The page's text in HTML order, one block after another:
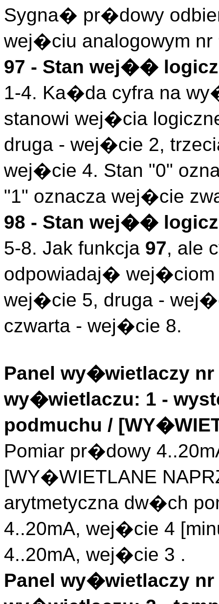
Sygna� pr�dowy
wej�ciu analogowym nr
97 - Stan wej��
1-4. Ka�da cyfra na
stanowi wej�cia
druga - wej�cie 2,
wej�cie 4. Stan "0"
"1" oznacza wej�cie
98 - Stan wej��
5-8. Jak funkcja 97, ale
odpowiadaj� wej�ciom
wej�cie 5, druga -
czwarta - wej�cie 8.
Panel wy�wietlaczy nr
wy�wietlaczu: 1 -
podmuchu /
Pomiar pr�dowy
[WY�WIETLANE
arytmetyczna dw�ch
4..20mA, wej�cie 4
4..20mA, wej�cie 3 .
Panel wy�wietlaczy nr